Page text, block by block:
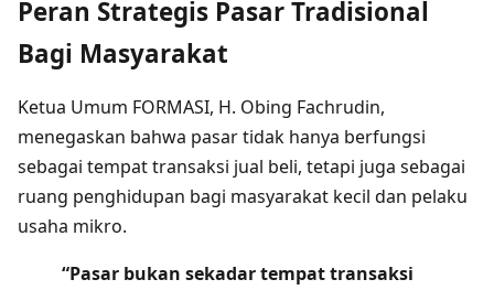
Peran Strategis Pasar Tradisional
Bagi Masyarakat
Ketua Umum FORMASI, H. Obing Fachrudin,
menegaskan bahwa pasar tidak hanya berfungsi
sebagai tempat transaksi jual beli, tetapi juga sebagai
ruang penghidupan bagi masyarakat kecil dan pelaku
usaha mikro.
“Pasar bukan sekadar tempat transaksi